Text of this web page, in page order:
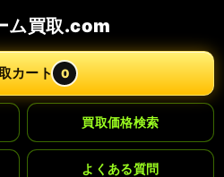
ム買取.com
カート 0
買取価格検索
よくある質問